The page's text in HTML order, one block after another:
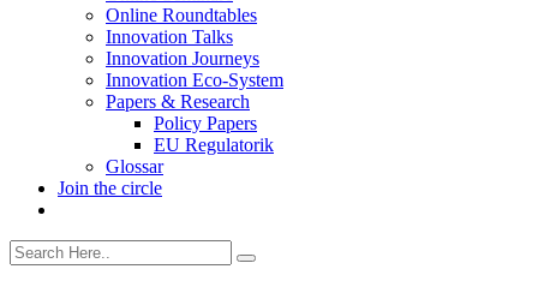
Online Roundtables
Innovation Talks
Innovation Journeys
Innovation Eco-System
Papers & Research
Policy Papers
EU Regulatorik
Glossar
Join the circle